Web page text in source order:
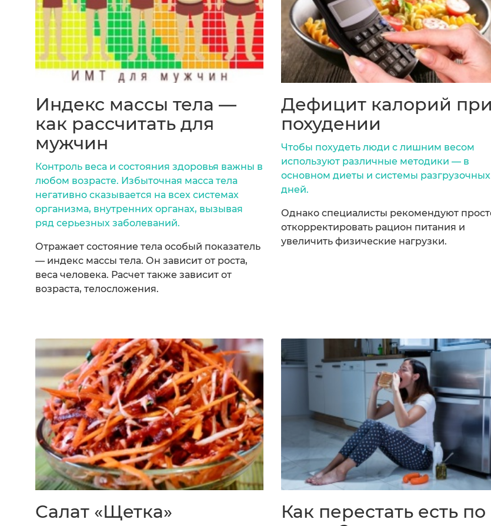
Индекс массы тела —
как рассчитать для
мужчин
Контроль веса и состояния здоровья важны в
любом возрасте. Избыточная масса тела
негативно сказывается на всех системах
организма, внутренних органах, вызывая
ряд серьезных заболеваний.
Отражает состояние тела особый показатель
— индекс массы тела. Он зависит от роста,
веса человека. Расчет также зависит от
возраста, телосложения.
Дефицит калорий при
похудении
Чтобы похудеть люди с лишним весом
используют различные методики — в
основном диеты и системы разгрузочных
дней.
Однако специалисты рекомендуют
откорректировать рацион питания и
увеличить физические нагрузки.
Салат «Щетка»
Как перестать есть по